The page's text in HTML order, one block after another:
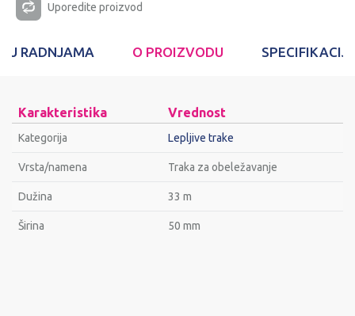
Uporedite proizvod
U RADNJAMA O PROIZVODU
Karakteristika Vrednost
Kategorija Lepljive trake
Vrsta/namena Traka za obeležavanje
Dužina 33 m
Širina 50 mm